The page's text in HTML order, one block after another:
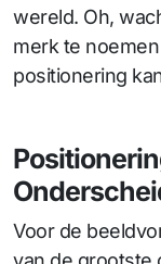
wereld. Oh,
merk te
positionering
Voor de